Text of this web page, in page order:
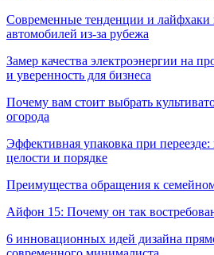
Современные тенденции и лайфхаки
автомобилей из-за рубежа
Замер качества электроэнергии на
и уверенность для бизнеса
Почему вам стоит выбрать
огорода
Эффективная упаковка при
целости и порядке
Преимущества обращения к
Айфон 15: Почему он так
6 инновационных идей дизайна